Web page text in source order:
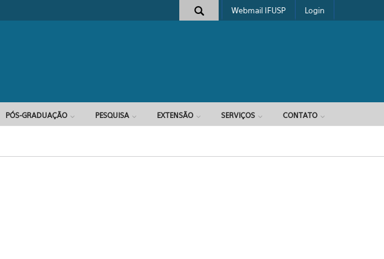
Formulário de busca
Webmail IFUSP Login
PÓS-GRADUAÇÃO PESQUISA EXTENSÃO SERVIÇOS CONTATO